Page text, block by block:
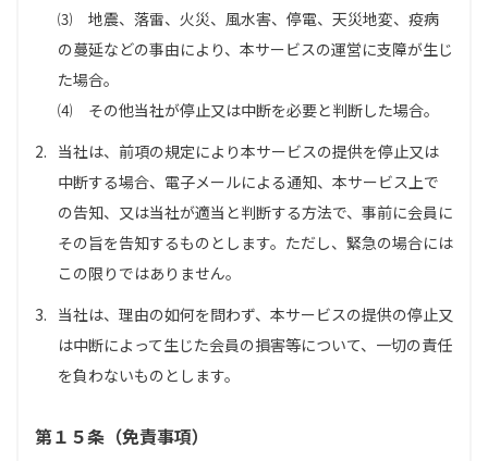
⑶ 地震、落雷、火災、風水害、停電、天災地変、疫病
の蔓延などの事由により、本サービスの運営に支障が生じ
た場合。
⑷ その他当社が停止又は中断を必要と判断した場合。
2. 当社は、前項の規定により本サービスの提供を停止又は
中断する場合、電子メールによる通知、本サービス上で
の告知、又は当社が適当と判断する方法で、事前に会員に
その旨を告知するものとします。ただし、緊急の場合には
この限りではありません。
3. 当社は、理由の如何を問わず、本サービスの提供の停止又
は中断によって生じた会員の損害等について、一切の責任
を負わないものとします。
第１５条（免責事項）